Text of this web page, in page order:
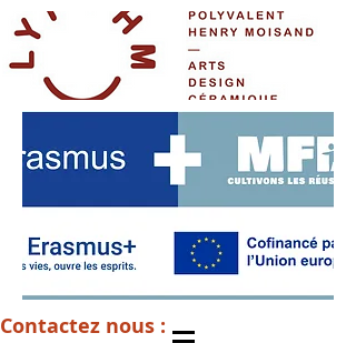
Contactez nous :